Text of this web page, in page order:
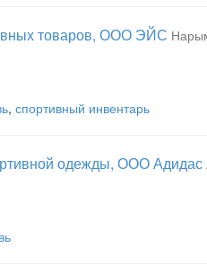
товаров, ООО ЭЙС
, спортивный инвентарь
одежды, ООО Адидас